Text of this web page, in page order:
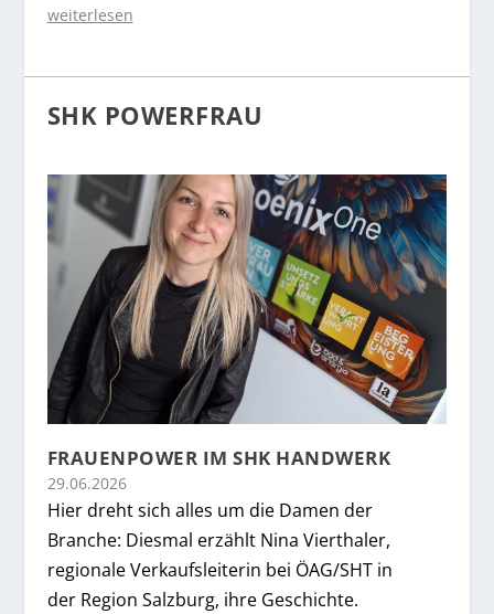
weiterlesen
SHK POWERFRAU
FRAUENPOWER IM SHK HANDWERK
29.06.2026
Hier dreht sich alles um die Damen der
Branche: Diesmal erzählt Nina Vierthaler,
regionale Verkaufsleiterin bei ÖAG/SHT in
der Region Salzburg, ihre Geschichte.